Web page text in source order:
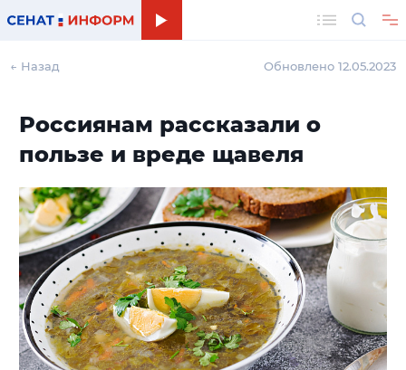
← Назад Обновлено 12.05.2023
Россиянам рассказали о
пользе и вреде щавеля